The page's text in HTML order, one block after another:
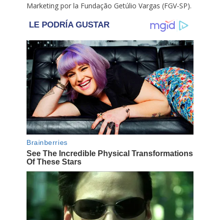
Marketing por la Fundação Getúlio Vargas (FGV-SP).